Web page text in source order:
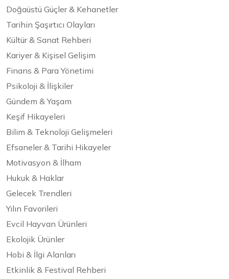
Doğaüstü Güçler & Kehanetler
Tarihin Şaşırtıcı Olayları
Kültür & Sanat Rehberi
Kariyer & Kişisel Gelişim
Finans & Para Yönetimi
Psikoloji & İlişkiler
Gündem & Yaşam
Keşif Hikayeleri
Bilim & Teknoloji Gelişmeleri
Efsaneler & Tarihi Hikayeler
Motivasyon & İlham
Hukuk & Haklar
Gelecek Trendleri
Yılın Favorileri
Evcil Hayvan Ürünleri
Ekolojik Ürünler
Hobi & İlgi Alanları
Etkinlik & Festival Rehberi